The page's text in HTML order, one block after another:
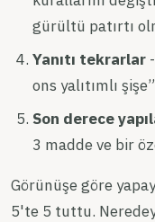
gürültü patırtı
Yanıtı tekrarlar
ons yalıtımlı şişe”
Son derece
3 madde ve bir
Görünüşe göre
5'te 5 tuttu.